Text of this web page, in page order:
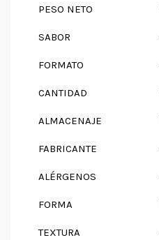
PESO NETO
SABOR
FORMATO
CANTIDAD
ALMACENAJE
FABRICANTE
ALÉRGENOS
FORMA
TEXTURA